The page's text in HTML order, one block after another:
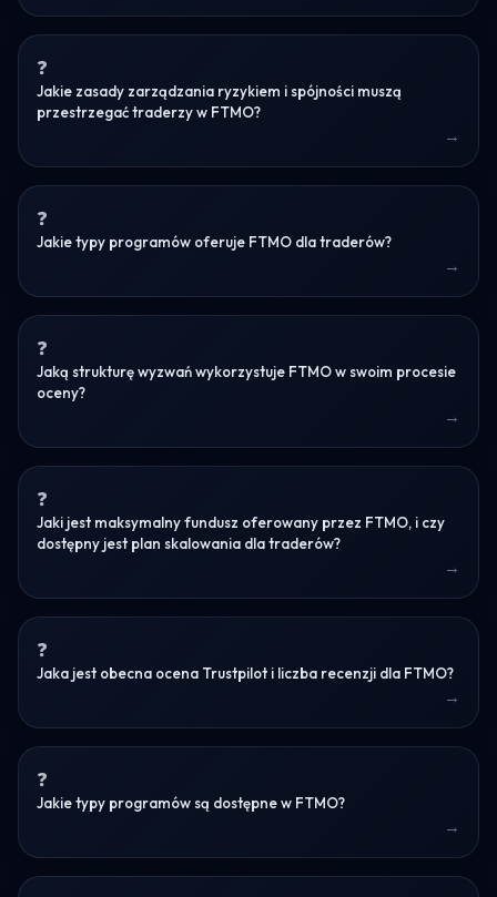
Jakie zasady zarządzania ryzykiem i spójności muszą
przestrzegać traderzy w FTMO?
Jakie typy programów oferuje FTMO dla traderów?
Jaką strukturę wyzwań wykorzystuje FTMO w swoim procesie
oceny?
Jaki jest maksymalny fundusz oferowany przez FTMO, i czy
dostępny jest plan skalowania dla traderów?
Jaka jest obecna ocena Trustpilot i liczba recenzji dla FTMO?
Jakie typy programów są dostępne w FTMO?